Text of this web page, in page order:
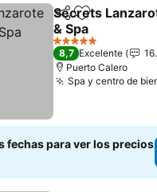
Compartir
Añadir a
Secrets
& Spa
Ver precios
5 Estrellas
8,7 Excelente
Puerto Calero
Spa y centro de
fechas para ver los precios